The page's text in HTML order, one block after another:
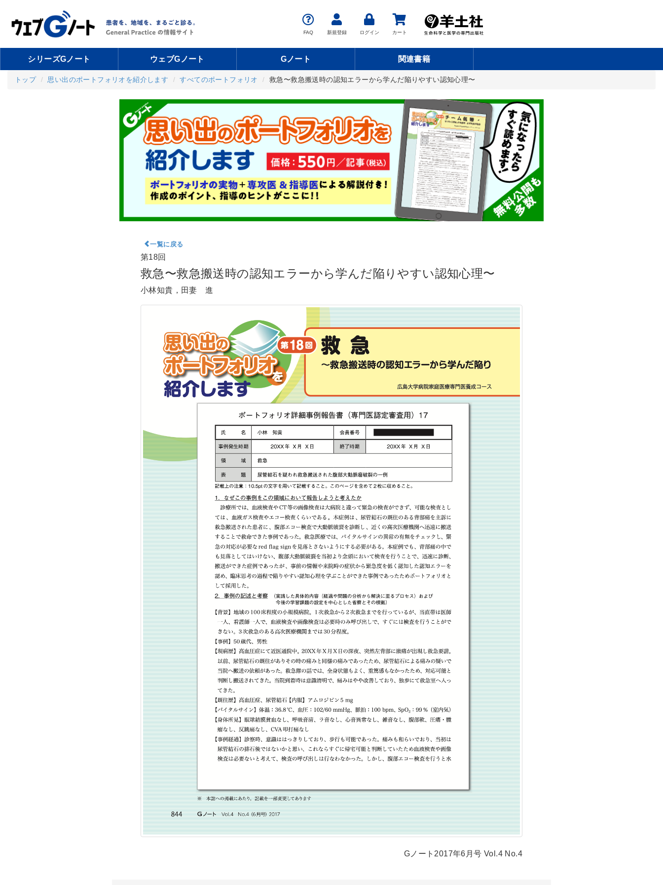
FAQ 新規登録 ログイン カート
シリーズGノート ウェブGノート Gノート 関連書籍
トップ 思い出のポートフォリオを紹介します すべてのポートフォリオ 救急〜救急搬送時の認知エラーから学んだ陥りやすい認知心理〜
一覧に戻る
第18回
救急〜救急搬送時の認知エラーから学んだ陥りやすい認知心理〜
小林知貴，田妻 進
Gノート2017年6月号 Vol.4 No.4